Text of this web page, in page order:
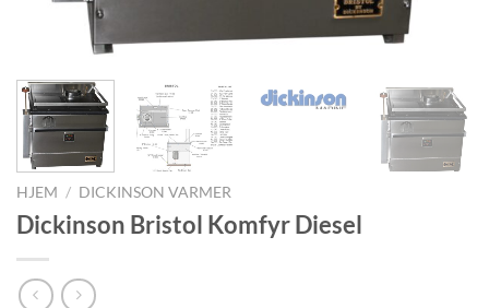
HJEM / DICKINSON VARMER
Dickinson Bristol Komfyr Diesel